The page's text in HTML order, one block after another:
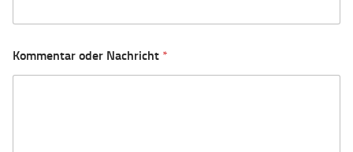
Kommentar oder Nachricht *